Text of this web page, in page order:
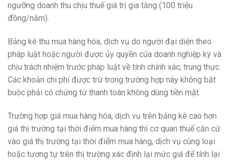
ngưỡng doanh thu chịu thuế giá trị gia tăng (100 triệu
đồng/năm).
Bảng kê thu mua hàng hóa, dịch vụ do người đại diện theo
pháp luật hoặc người được ủy quyền của doanh nghiệp ký và
chịu trách nhiệm trước pháp luật về tính chính xác, trung thực.
Các khoản chi phí được trừ trong trường hợp này không bắt
buộc phải có chứng từ thanh toán không dùng tiền mặt.
Trường hợp giá mua hàng hóa, dịch vụ trên bảng kê cao hơn
giá thị trường tại thời điểm mua hàng thì cơ quan thuế căn cứ
vào giá thị trường tại thời điểm mua hàng, dịch vụ cùng loại
hoặc tương tự trên thị trường xác định lại mức giá để tính lại